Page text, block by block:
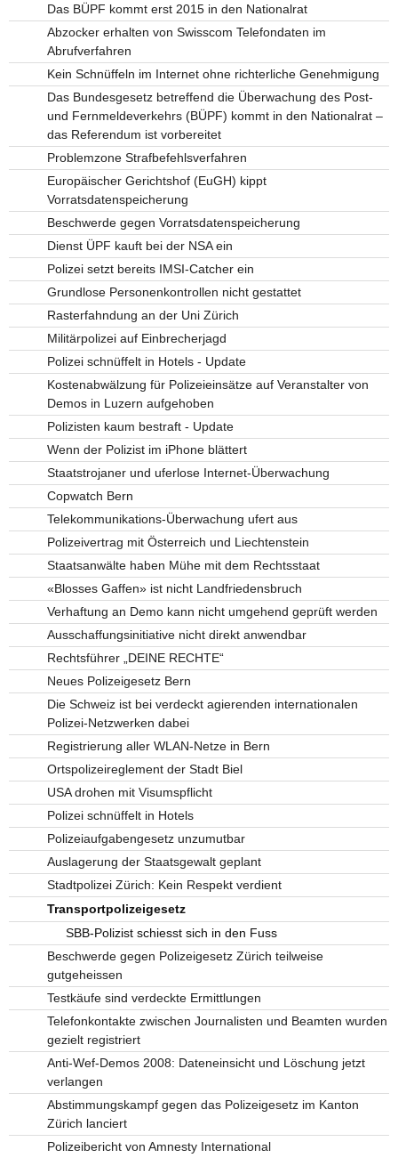
Das BÜPF kommt erst 2015 in den Nationalrat
Abzocker erhalten von Swisscom Telefondaten im
Abrufverfahren
Kein Schnüffeln im Internet ohne richterliche Genehmigung
Das Bundesgesetz betreffend die Überwachung des Post-
und Fernmeldeverkehrs (BÜPF) kommt in den Nationalrat –
das Referendum ist vorbereitet
Problemzone Strafbefehlsverfahren
Europäischer Gerichtshof (EuGH) kippt
Vorratsdatenspeicherung
Beschwerde gegen Vorratsdatenspeicherung
Dienst ÜPF kauft bei der NSA ein
Polizei setzt bereits IMSI-Catcher ein
Grundlose Personenkontrollen nicht gestattet
Rasterfahndung an der Uni Zürich
Militärpolizei auf Einbrecherjagd
Polizei schnüffelt in Hotels - Update
Kostenabwälzung für Polizeieinsätze auf Veranstalter von
Demos in Luzern aufgehoben
Polizisten kaum bestraft - Update
Wenn der Polizist im iPhone blättert
Staatstrojaner und uferlose Internet-Überwachung
Copwatch Bern
Telekommunikations-Überwachung ufert aus
Polizeivertrag mit Österreich und Liechtenstein
Staatsanwälte haben Mühe mit dem Rechtsstaat
«Blosses Gaffen» ist nicht Landfriedensbruch
Verhaftung an Demo kann nicht umgehend geprüft werden
Ausschaffungsinitiative nicht direkt anwendbar
Rechtsführer „DEINE RECHTE“
Neues Polizeigesetz Bern
Die Schweiz ist bei verdeckt agierenden internationalen
Polizei-Netzwerken dabei
Registrierung aller WLAN-Netze in Bern
Ortspolizeireglement der Stadt Biel
USA drohen mit Visumspflicht
Polizei schnüffelt in Hotels
Polizeiaufgabengesetz unzumutbar
Auslagerung der Staatsgewalt geplant
Stadtpolizei Zürich: Kein Respekt verdient
Transportpolizeigesetz
SBB-Polizist schiesst sich in den Fuss
Beschwerde gegen Polizeigesetz Zürich teilweise
gutgeheissen
Testkäufe sind verdeckte Ermittlungen
Telefonkontakte zwischen Journalisten und Beamten wurden
gezielt registriert
Anti-Wef-Demos 2008: Dateneinsicht und Löschung jetzt
verlangen
Abstimmungskampf gegen das Polizeigesetz im Kanton
Zürich lanciert
Polizeibericht von Amnesty International